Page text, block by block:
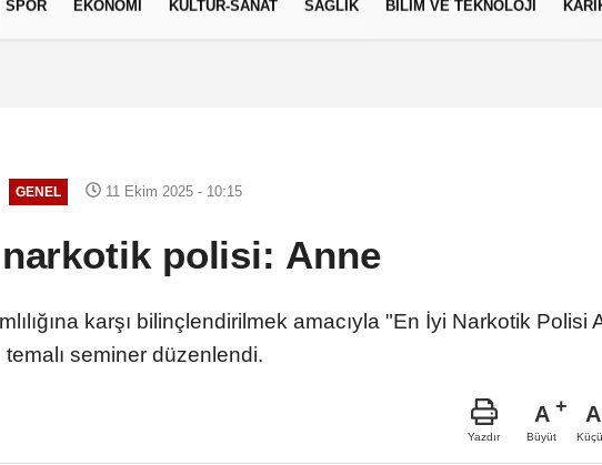
SPOR EKONOMİ KÜLTÜR-SANAT SAĞLIK BİLİM VE TEKNOLOJİ
GENEL 11 Ekim 2025 - 10:15
polisi: Anne
karşı bilinçlendirilmek amacıyla "En İyi Narkotik Polisi
temalı seminer düzenlendi.
Yazdır
A
Büyüt
A